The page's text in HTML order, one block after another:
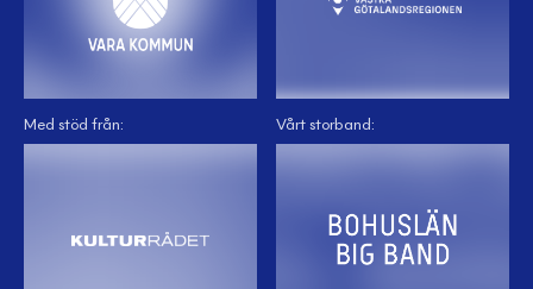
Med stöd från: Vårt storband: